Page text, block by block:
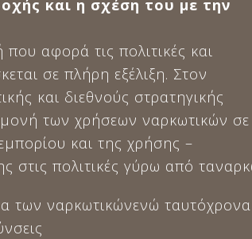
και η σχέση του με την
αφορά τις πολιτικές και
σε πλήρη εξέλιξη. Στον
και διεθνούς στρατηγικής
των χρήσεων ναρκωτικών σε
και της χρήσης –
στις πολιτικές γύρω από
των ναρκωτικώνενώ